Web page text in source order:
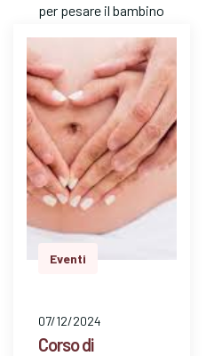
per pesare il bambino
e avere risposte a
dom…
Eventi
07/12/2024
Corso di